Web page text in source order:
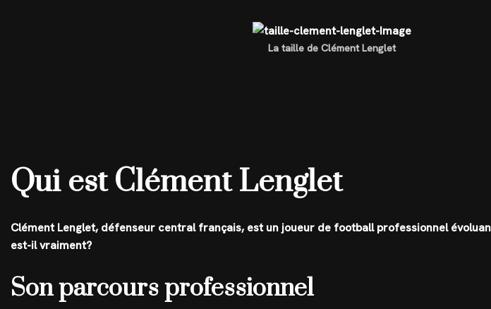
La taille de Clément Lenglet
Qui est Clément Lenglet
Clément Lenglet, défenseur central français, est un joueur de football professionnel
est-il vraiment?
Son parcours professionnel